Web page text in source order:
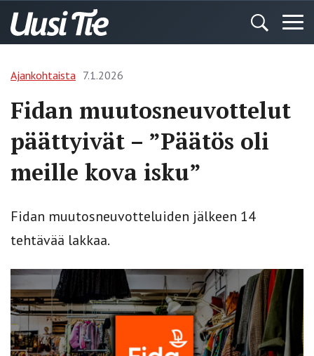
Ajankohtaista 7.1.2026
Fidan muutosneuvottelut
päättyivät – ”Päätös oli
meille kova isku”
Fidan muutosneuvotteluiden jälkeen 14
tehtävää lakkaa.